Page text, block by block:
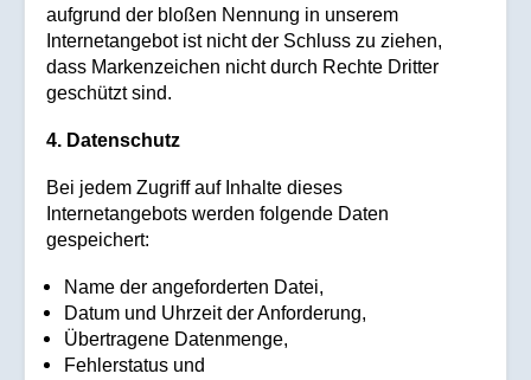
aufgrund der bloßen Nennung in unserem
Internetangebot ist nicht der Schluss zu ziehen,
dass Markenzeichen nicht durch Rechte Dritter
geschützt sind.
4. Datenschutz
Bei jedem Zugriff auf Inhalte dieses
Internetangebots werden folgende Daten
gespeichert:
Name der angeforderten Datei,
Datum und Uhrzeit der Anforderung,
Übertragene Datenmenge,
Fehlerstatus und